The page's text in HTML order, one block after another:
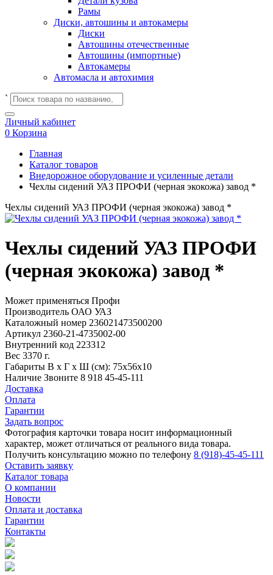
Рамы
Диски, автошины и автокамеры
Диски
Автошины отечественные
Автошины (импортные)
Автокамеры
Автомасла и автохимия
`
Личный кабинет
0 Корзина
Главная
Каталог товаров
Внедорожное оборудование и усиленные детали
Чехлы сидений УАЗ ПРОФИ (черная экокожа) завод *
Чехлы сидений УАЗ ПРОФИ (черная экокожа) завод *
Чехлы сидений УАЗ ПРОФИ
(черная экокожа) завод *
Может применяться Профи
Производитель ОАО УАЗ
Каталожный номер 236021473500200
Артикул 2360-21-4735002-00
Внутренний код 223312
Вес 3370 г.
Габариты В х Г х Ш (см): 75х56х10
Наличие Звоните 8 918 45-45-111
Доставка
Оплата
Гарантии
Задать вопрос
Фотография карточки товара носит информационный
характер, может отличаться от реального вида товара.
Получить консультацию можно по телефону 8 (918)-45-45-111
Оставить заявку
Каталог товара
О компании
Новости
Оплата и доставка
Гарантии
Контакты